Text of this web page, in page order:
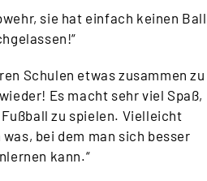
sie hat einfach keinen Ball
Schulen etwas zusammen zu
Es macht sehr viel Spaß,
zu spielen. Vielleicht
bei dem man sich besser
kann.“